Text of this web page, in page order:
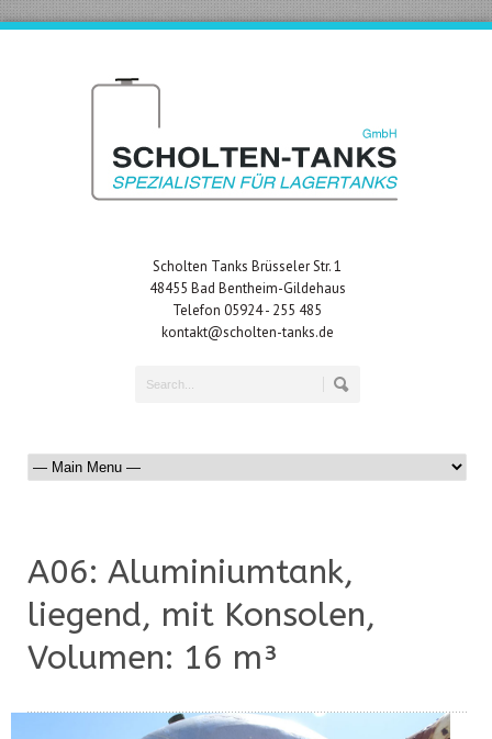
Scholten Tanks Brüsseler Str. 1
48455 Bad Bentheim-Gildehaus
Telefon 05924 - 255 485
kontakt@scholten-tanks.de
A06: Aluminiumtank,
liegend, mit Konsolen,
Volumen: 16 m³